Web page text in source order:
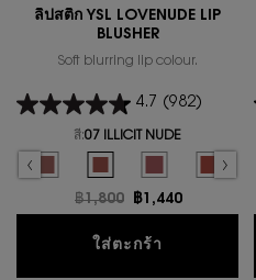
ลิปสติก YSL LOVENUDE LIP
BLUSHER
Soft blurring lip colour.
4.7 (982)
สี:07 ILLICIT NUDE
Select a colour
for ลิปสติก YSL
3AM ESPRESSO color for ลิปสติก YSL
08 MAUVE-HAZE color for ลิปสติก
07 ILLICIT NUDE color
06 NAUGHTY
05
ราคาเก่า
฿1,800 ราคาใหม่
฿1,440
ใส่ตะกร้า ลิปสติก YSL